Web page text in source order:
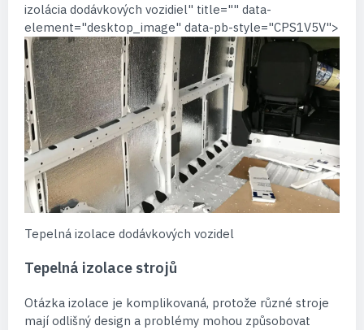
izolácia dodávkových vozidiel" title="" data-
element="desktop_image" data-pb-style="CPS1V5V">
Tepelná izolace dodávkových vozidel
Tepelná izolace strojů
Otázka izolace je komplikovaná, protože různé stroje
mají odlišný design a problémy mohou způsobovat